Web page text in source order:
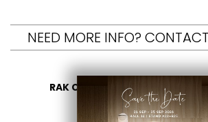
NEED MORE INFO?
RAK CERAMICS 2026 - ALL
PRIVACY